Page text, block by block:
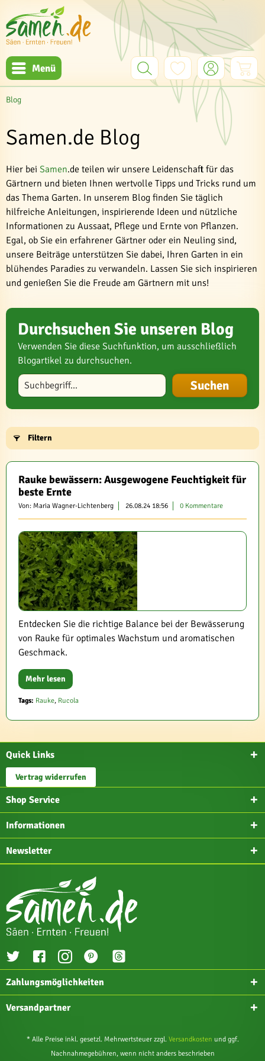
Menü
Blog
Samen.de Blog
Hier bei Samen.de teilen wir unsere Leidenschaft für das
Gärtnern und bieten Ihnen wertvolle Tipps und Tricks rund um
das Thema Garten. In unserem Blog finden Sie täglich
hilfreiche Anleitungen, inspirierende Ideen und nützliche
Informationen zu Aussaat, Pflege und Ernte von Pflanzen.
Egal, ob Sie ein erfahrener Gärtner oder ein Neuling sind,
unsere Beiträge unterstützen Sie dabei, Ihren Garten in ein
blühendes Paradies zu verwandeln. Lassen Sie sich inspirieren
und genießen Sie die Freude am Gärtnern mit uns!
Durchsuchen Sie unseren Blog
Verwenden Sie diese Suchfunktion, um ausschließlich
Blogartikel zu durchsuchen.
Blog durchsuchen
Filtern
Rauke bewässern: Ausgewogene Feuchtigkeit für
beste Ernte
Von: Maria Wagner-Lichtenberg 26.08.24 18:56 0 Kommentare
Entdecken Sie die richtige Balance bei der Bewässerung
von Rauke für optimales Wachstum und aromatischen
Geschmack.
Mehr lesen
Tags: Rauke, Rucola
Quick Links
Vertrag widerrufen
Shop Service
Informationen
Newsletter
Zahlungsmöglichkeiten
Versandpartner
* Alle Preise inkl. gesetzl. Mehrwertsteuer zzgl. Versandkosten und ggf.
Nachnahmegebühren, wenn nicht anders beschrieben